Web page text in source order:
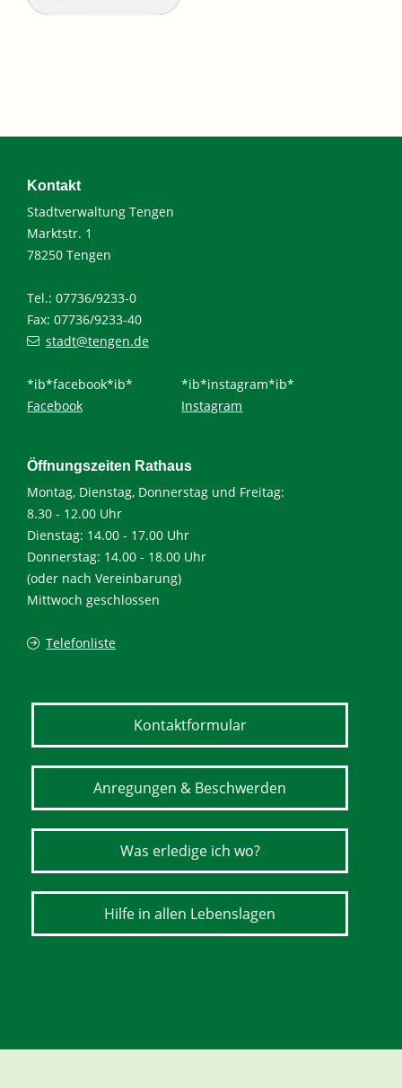
Kontakt
Stadtverwaltung Tengen
Marktstr. 1
78250 Tengen
Tel.: 07736/9233-0
Fax: 07736/9233-40
stadt@tengen.de
*ib*facebook*ib*
Facebook
*ib*instagram*ib*
Instagram
Öffnungszeiten Rathaus
Montag, Dienstag, Donnerstag und Freitag:
8.30 - 12.00 Uhr
Dienstag: 14.00 - 17.00 Uhr
Donnerstag: 14.00 - 18.00 Uhr
(oder nach Vereinbarung)
Mittwoch geschlossen
Telefonliste
Kontaktformular
Anregungen & Beschwerden
Was erledige ich wo?
Hilfe in allen Lebenslagen